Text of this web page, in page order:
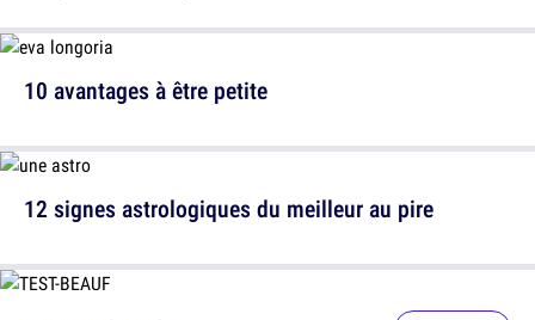
10 avantages à être petite
12 signes astrologiques du meilleur au pire